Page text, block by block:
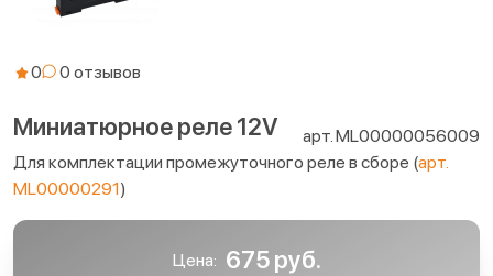
0
Миниатюрное реле 12V
арт. ML00000056009
Для комплектации промежуточного реле в сборе (арт.
ML00000291)
Цена: 675 руб.